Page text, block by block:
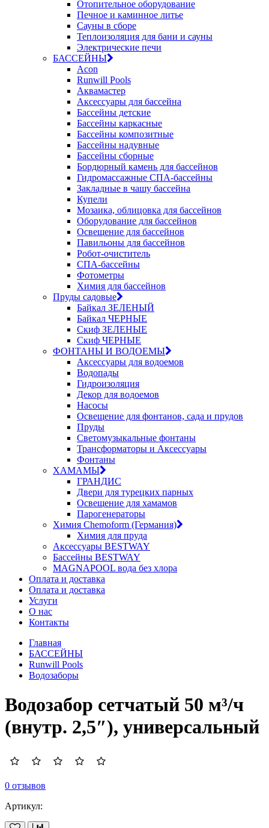
Отопительное оборудование
Печное и каминное литье
Сауны в сборе
Теплоизоляция для бани и сауны
Электрические печи
БАССЕЙНЫ
Acon
Runwill Pools
Аквамастер
Аксессуары для бассейна
Бассейны детские
Бассейны каркасные
Бассейны композитные
Бассейны надувные
Бассейны сборные
Бордюрный камень для бассейнов
Гидромассажные СПА-бассейны
Закладные в чашу бассейна
Купели
Мозаика, облицовка для бассейнов
Оборудование для бассейнов
Освещение для бассейнов
Павильоны для бассейнов
Робот-очиститель
СПА-бассейны
Фотометры
Химия для бассейнов
Пруды садовые
Байкал ЗЕЛЕНЫЙ
Байкал ЧЕРНЫЕ
Скиф ЗЕЛЕНЫЕ
Скиф ЧЕРНЫЕ
ФОНТАНЫ И ВОДОЕМЫ
Аксессуары для водоемов
Водопады
Гидроизоляция
Декор для водоемов
Насосы
Освещение для фонтанов, сада и прудов
Пруды
Светомузыкальные фонтаны
Трансформаторы и Аксессуары
Фонтаны
ХАМАМЫ
ГРАНДИС
Двери для турецких парных
Освещение для хамамов
Парогенераторы
Химия Chemoform (Германия)
Химия для пруда
Аксессуары BESTWAY
Бассейны BESTWAY
MAGNAPOOL вода без хлора
Оплата и доставка
Оплата и доставка
Услуги
О нас
Контакты
Главная
БАССЕЙНЫ
Runwill Pools
Водозаборы
Водозабор сетчатый 50 м³/ч
(внутр. 2,5″), универсальный
0 отзывов
Артикул: